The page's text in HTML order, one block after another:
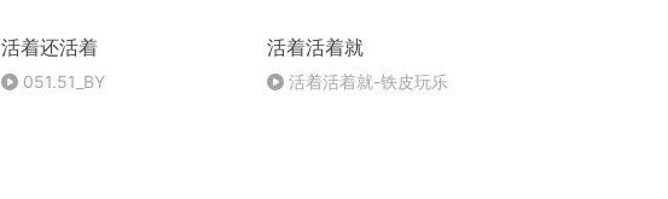
活着还活着
051.51_BY
活着活着就
活着活着就-铁皮玩乐